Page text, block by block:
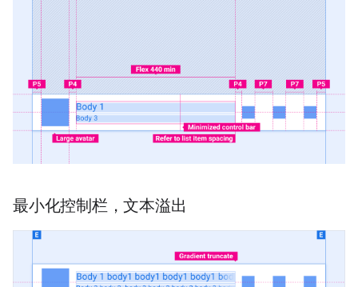
最小化控制栏，文本溢出